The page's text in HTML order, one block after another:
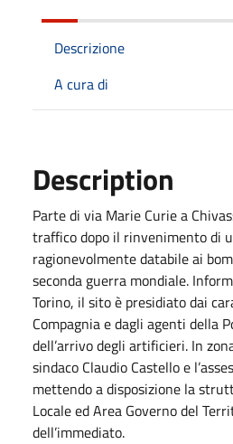
Descrizione
A cura di
Description
Parte di via Marie Curie a
traffico dopo il rinvenimento di
ragionevolmente databile ai
seconda guerra mondiale.
Torino, il sito è presidiato dai
Compagnia e dagli agenti della
dell’arrivo degli artificieri. In
sindaco Claudio Castello e
mettendo a disposizione la
Locale ed Area Governo del
dell’immediato.